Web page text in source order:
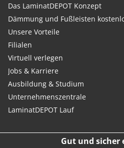
Das LaminatDEPOT Konzept
Dämmung und Fußleisten
Unsere Vorteile
Filialen
Virtuell verlegen
Jobs & Karriere
Ausbildung & Studium
Unternehmenszentrale
LaminatDEPOT Lauf
Gut und sicher